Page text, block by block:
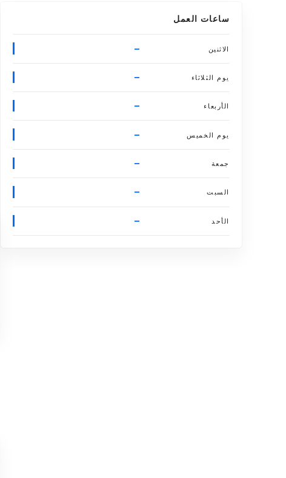
ساعات العمل
الاثنين –
يوم الثلاثاء –
الأربعاء –
يوم الخميس –
جمعة –
السبت –
الأحد –